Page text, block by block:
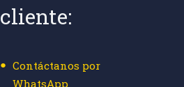
cliente:
Contáctanos por
WhatsApp